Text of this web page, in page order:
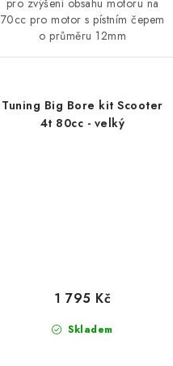
pro zvýšení obsahu motoru na
70cc pro motor s pístním čepem
o průměru 12mm
Tuning Big Bore kit Scooter
4t 80cc - velký
Skladem
1 795 Kč